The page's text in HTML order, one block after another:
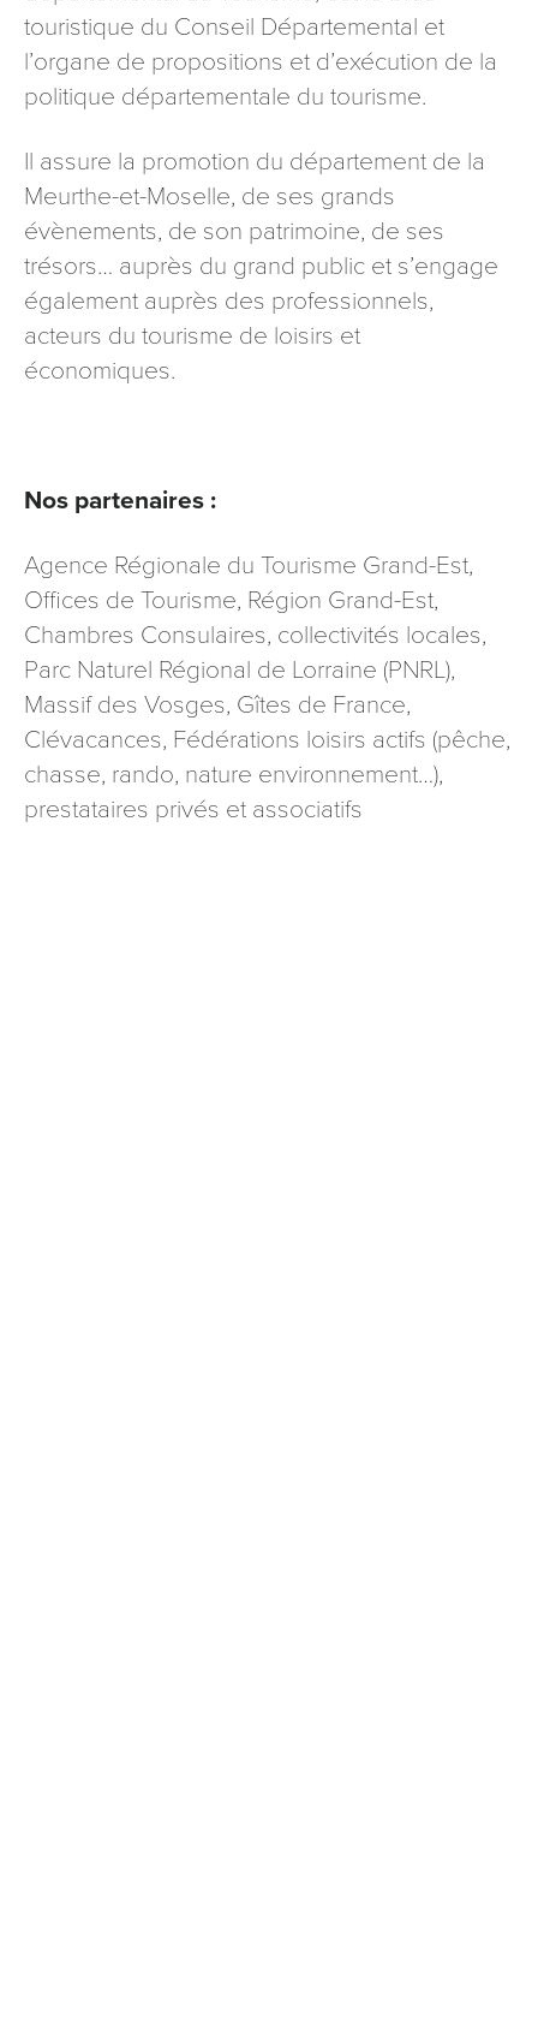
touristique du Conseil Départemental et
l’organe de propositions et d’exécution de la
politique départementale du tourisme.
Il assure la promotion du département de la
Meurthe-et-Moselle, de ses grands
évènements, de son patrimoine, de ses
trésors… auprès du grand public et s’engage
également auprès des professionnels,
acteurs du tourisme de loisirs et
économiques.
Nos partenaires :
Agence Régionale du Tourisme Grand-Est,
Offices de Tourisme, Région Grand-Est,
Chambres Consulaires, collectivités locales,
Parc Naturel Régional de Lorraine (PNRL),
Massif des Vosges, Gîtes de France,
Clévacances, Fédérations loisirs actifs (pêche,
chasse, rando, nature environnement…),
prestataires privés et associatifs